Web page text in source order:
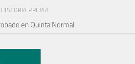
HISTORIA PREVIA
en Quinta Normal